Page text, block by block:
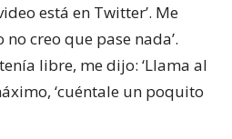
está en Twitter’. Me
no creo que pase nada’.
libre, me dijo: ‘Llama al
‘cuéntale un poquito